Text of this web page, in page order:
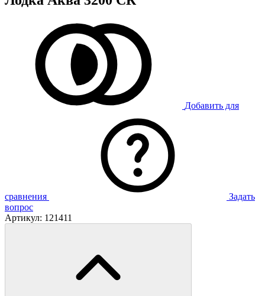
Добавить для
сравнения
Задать
вопрос
Артикул: 121411